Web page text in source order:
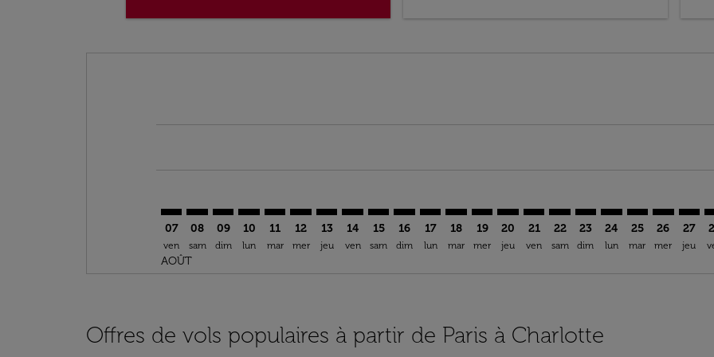
07
ven
AOÛT
08
sam
09
dim
10
lun
11
mar
12
mer
13
jeu
14
ven
15
sam
16
dim
17
lun
18
mar
PAR–CLT: cmp-view-offers-disclaimer.
19
mer
PAR–CLT: cmp-view-offers-
20
jeu
PAR–CLT: cmp-view-offers-
21
ven
PAR–CLT: cmp-view-
22
sam
PAR–CLT: cmp-view-
23
dim
PAR–CLT: cmp-
24
lun
PAR–CLT:
25
mar
26
mer
27
jeu
Offres de vols populaires à partir de Paris à Charlotte